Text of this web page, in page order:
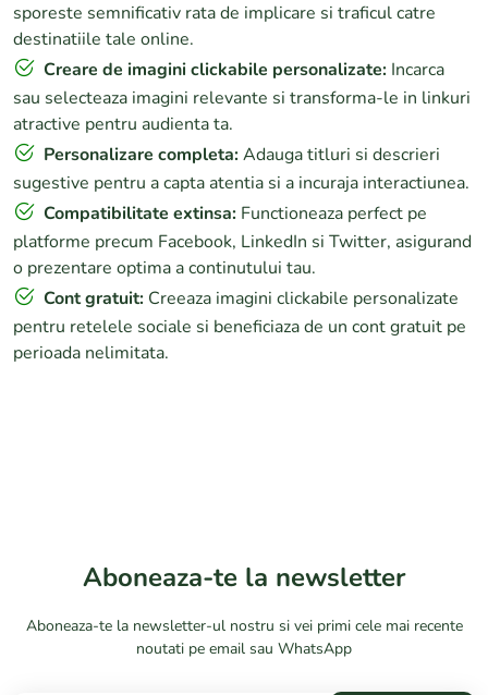
sporeste semnificativ rata de implicare si traficul catre
destinatiile tale online.
Creare de imagini clickabile personalizate: Incarca
sau selecteaza imagini relevante si transforma-le in linkuri
atractive pentru audienta ta.
Personalizare completa:Adauga titluri si descrieri
sugestive pentru a capta atentia si a incuraja interactiunea.
Compatibilitate extinsa: Functioneaza perfect pe
platforme precum Facebook, LinkedIn si Twitter, asigurand
o prezentare optima a continutului tau.
Cont gratuit: Creeaza imagini clickabile personalizate
pentru retelele sociale si beneficiaza de un cont gratuit pe
perioada nelimitata.
Aboneaza-te la newsletter
Aboneaza-te la newsletter-ul nostru si vei primi cele mai recente
noutati pe email sau WhatsApp